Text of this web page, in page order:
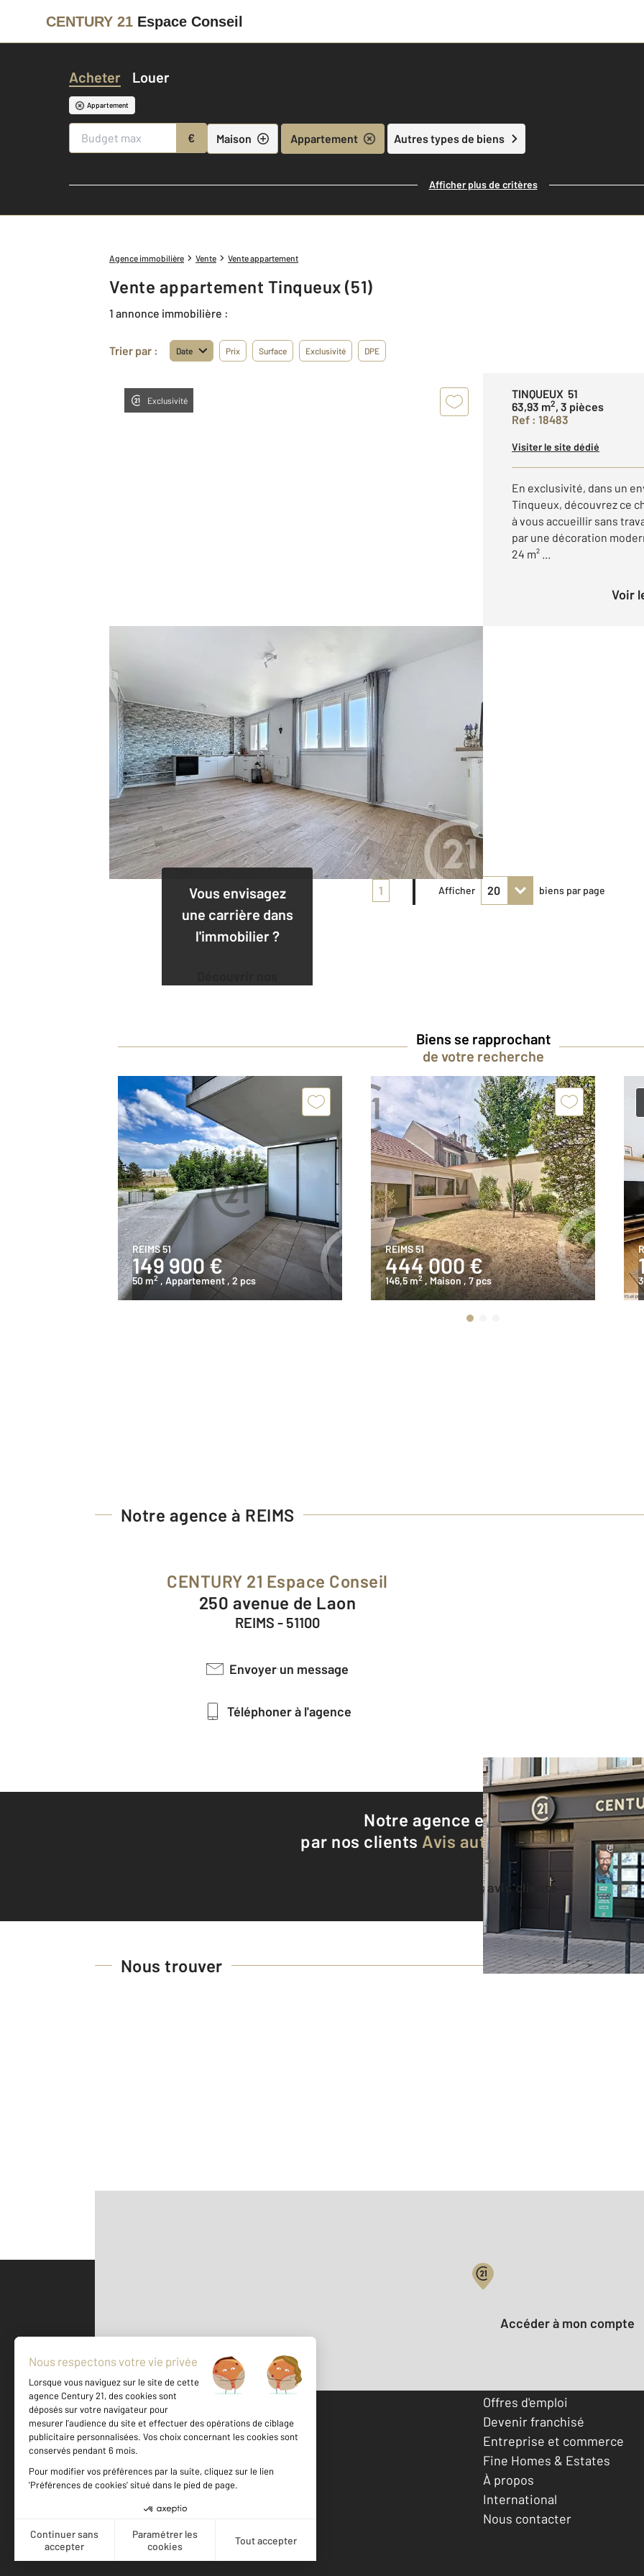
CENTURY 21 Espace Conseil
Acheter Louer
Appartement
€ Maison Appartement Autres types de biens
Afficher plus de critères
Agence immobilière Vente Vente appartement
Vente appartement Tinqueux (51)
1 annonce immobilière :
Trier par : Date Prix Surface Exclusivité DPE
Exclusivité
TINQUEUX 51
63,93 m2, 3 pièces
Ref : 18483
Visiter le site dédié
En exclusivité, dans un
Tinqueux, découvrez ce
à vous accueillir sans
par une décoration
24 m² ...
Voir
Vous envisagez
une carrière dans
l'immobilier ?
1 Afficher biens par page
Biens se rapprochant
de votre recherche
REIMS 51
149 900 €
50 m2 , Appartement, 2 pcs
REIMS 51
444 000 €
146,5 m2 , Maison , 7 pcs
Notre agence à REIMS
CENTURY 21 Espace Conseil
250 avenue de Laon
REIMS - 51100
Envoyer un message
Téléphoner à l'agence
Notre agence est notée9,0/10
par nos clients Avis authentifiés par
Voir tous les avis clients
Nous trouver
500 m ©Mappy
Votre compte :
Accéder à mon compte
Votre agence est notée
Achat
Offres d'emploi
Devenir franchisé
Entreprise et commerce
Fine Homes & Estates
À propos
International
Nous contacter